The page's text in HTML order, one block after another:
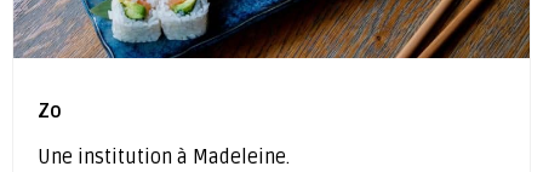
Zo
Une institution à Madeleine.